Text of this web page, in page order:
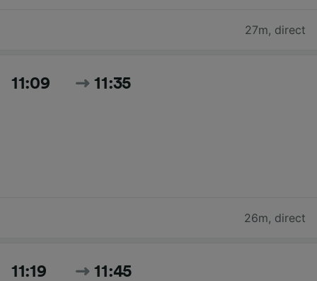
27m, direct
11:09 11:35
26m, direct
11:19 11:45